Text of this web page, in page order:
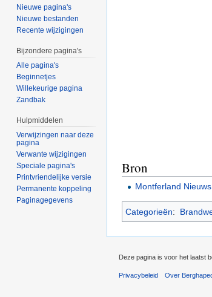
Bron
Montferland Nieuws
Categorieën:
Nieuwe pagina's
Nieuwe bestanden
Recente wijzigingen
Bijzondere pagina's
Alle pagina's
Beginnetjes
Willekeurige pagina
Zandbak
Hulpmiddelen
Verwijzingen naar deze
pagina
Verwante wijzigingen
Speciale pagina's
Printvriendelijke versie
Permanente koppeling
Paginagegevens
Deze pagina is voor het laatst
Privacybeleid Over